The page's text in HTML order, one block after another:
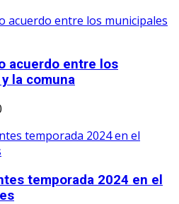
acuerdo entre los
la comuna
temporada 2024 en el